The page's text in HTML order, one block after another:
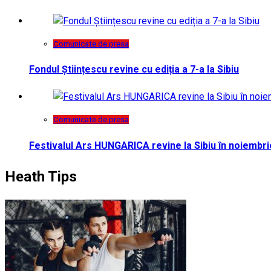
Comunicate de presa
Fondul Științescu revine cu ediția a 7-a la Sibiu
Comunicate de presa
Festivalul Ars HUNGARICA revine la Sibiu în
Heath Tips